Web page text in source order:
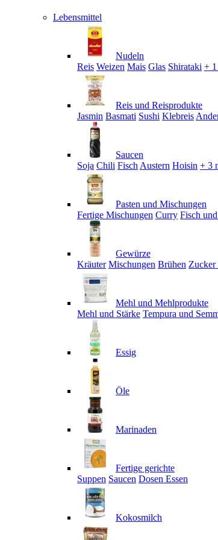
Lebensmittel
Nudeln
Reis Weizen Mais Glas Shirataki + 1
Reis und Reisprodukte
Jasmin Basmati Sushi Klebreis
Saucen
Soja Chili Fisch Austern Hoisin + 3
Pasten und Mischungen
Fertige Mischungen Curry Fisch
Gewürze
Kräuter Mischungen Brühen Zucker
Mehl und Mehlprodukte
Mehl und Stärke Tempura und
Essig
Öle
Marinaden
Fertige gerichte
Suppen Saucen Dosen Essen
Kokosmilch